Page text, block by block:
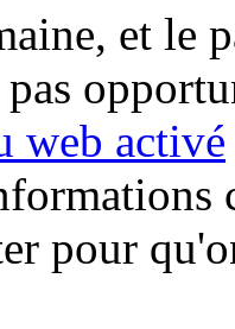
et le
web activé
pour